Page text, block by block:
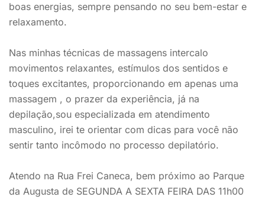
boas energias, sempre pensando no seu bem-estar e
relaxamento.
Nas minhas técnicas de massagens intercalo
movimentos relaxantes, estímulos dos sentidos e
toques excitantes, proporcionando em apenas uma
massagem , o prazer da experiência, já na
depilação,sou especializada em atendimento
masculino, irei te orientar com dicas para você não
sentir tanto incômodo no processo depilatório.
Atendo na Rua Frei Caneca, bem próximo ao Parque
da Augusta de SEGUNDA A SEXTA FEIRA DAS 11h00